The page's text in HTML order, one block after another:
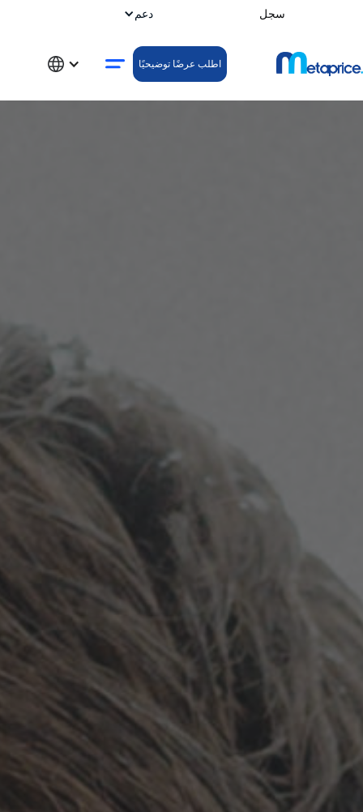
سجل دعم
اطلب عرضًا توضيحيًا